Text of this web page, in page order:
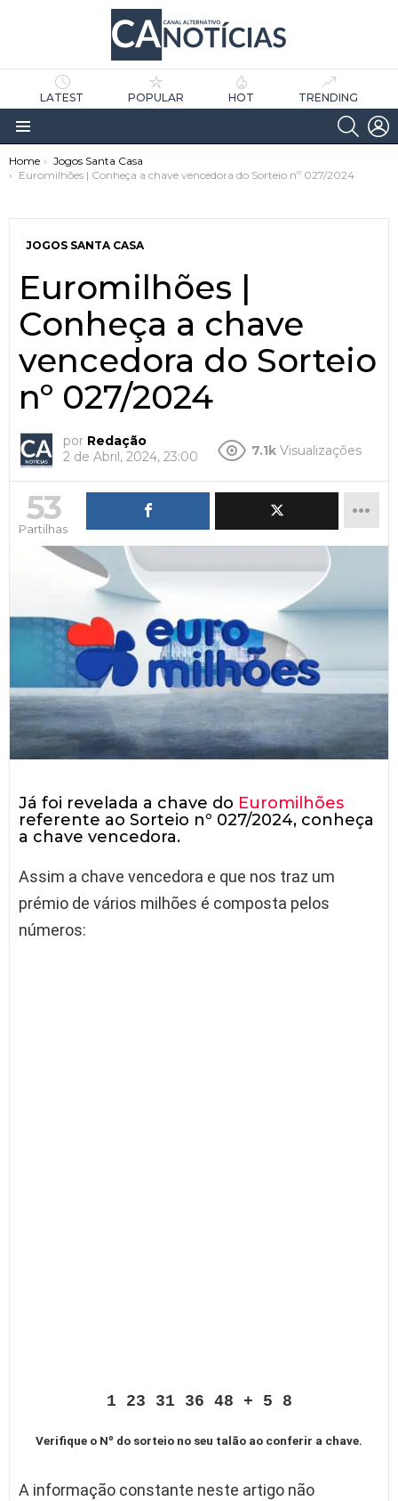
LATEST POPULAR HOT TRENDING
Menu
You are here:
Home
Jogos Santa Casa
Euromilhões | Conheça a chave vencedora do Sorteio nº 027/2024
JOGOS SANTA CASA
Euromilhões |
Conheça a chave
vencedora do Sorteio
nº 027/2024
por Redação
2 de Abril, 2024, 23:00
7.1k Visualizações
53
Partilhas
Já foi revelada a chave do Euromilhões
referente ao Sorteio nº 027/2024, conheça
a chave vencedora.
Assim a chave vencedora e que nos traz um
prémio de vários milhões é composta pelos
números:
1 23 31 36 48 + 5 8
Verifique o Nº do sorteio no seu talão ao conferir a chave.
A informação constante neste artigo não